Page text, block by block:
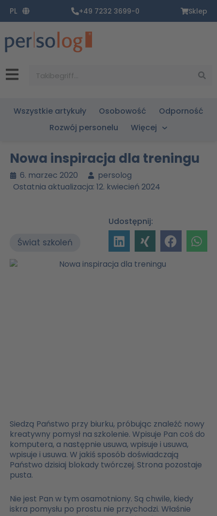
Inhalt
springen
PL +49 7232 3699-0 Sklep
Wszystkie artykuły Osobowość
Odporność
Rozwój personelu
Więcej
Nowa inspiracja dla treningu
6. marzec 2020
persolog
Ostatnia aktualizacja: 12. kwiecień 2024
Świat szkoleń
Udostępnij:
Siedzą Państwo przy biurku, próbując znaleźć nowy
kreatywny pomysł na szkolenie. Wpisuje Pan coś do
komputera, a następnie usuwa, wpisuje i usuwa,
wpisuje i usuwa. W jakiś sposób doświadczają
Państwo dzisiaj blokady twórczej. Strona pozostaje
pusta.
Nie jest Pan w tym osamotniony. Są chwile, kiedy
iskra pomysłu po prostu nie przychodzi. Właśnie